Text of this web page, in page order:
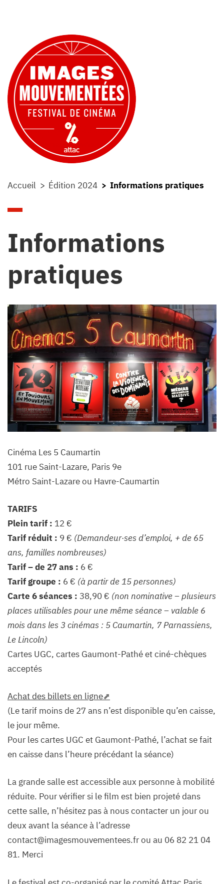
Accueil Édition 2024 Informations pratiques
Informations
pratiques
Cinéma Les 5 Caumartin
101 rue Saint-Lazare, Paris 9e
Métro Saint-Lazare ou Havre-Caumartin
TARIFS
Plein tarif : 12 €
Tarif réduit : 9 € (Demandeur·ses d’emploi, + de 65
ans, familles nombreuses)
Tarif – de 27 ans : 6 €
Tarif groupe : 6 € (à partir de 15 personnes)
Carte 6 séances : 38,90 € (non nominative – plusieurs
places utilisables pour une même séance – valable 6
mois dans les 3 cinémas : 5 Caumartin, 7 Parnassiens,
Le Lincoln)
Cartes UGC, cartes Gaumont-Pathé et ciné-chèques
acceptés
Achat des billets en ligne
(Le tarif moins de 27 ans n’est disponible qu’en caisse,
le jour même.
Pour les cartes UGC et Gaumont-Pathé, l’achat se fait
en caisse dans l’heure précédant la séance)
La grande salle est accessible aux personne à mobilité
réduite. Pour vérifier si le film est bien projeté dans
cette salle, n’hésitez pas à nous contacter un jour ou
deux avant la séance à l’adresse
contact@imagesmouvementees.fr ou au 06 82 21 04
81. Merci